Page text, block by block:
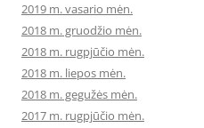
2019 m. vasario mėn.
2018 m. gruodžio mėn.
2018 m. rugpjūčio mėn.
2018 m. liepos mėn.
2018 m. gegužės mėn.
2017 m. rugpjūčio mėn.